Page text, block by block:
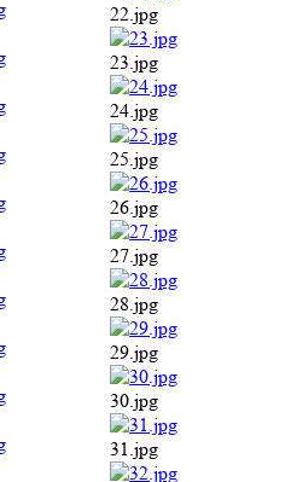
22.jpg
23.jpg
24.jpg
25.jpg
26.jpg
27.jpg
28.jpg
29.jpg
30.jpg
31.jpg